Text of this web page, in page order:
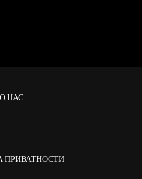
О НАС
ПРИВАТНОСТИ